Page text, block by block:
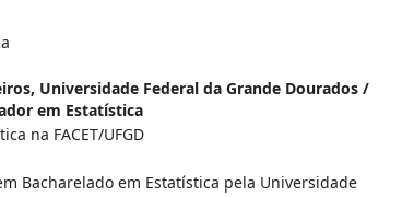
Universidade Federal da Grande Dourados /
em Estatística
na FACET/UFGD
Bacharelado em Estatística pela Universidade